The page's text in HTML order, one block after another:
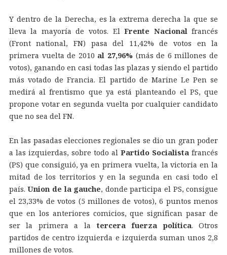
Y dentro de la Derecha, es la extrema derecha la que se
lleva la mayoría de votos. ElFrente Nacionalfrancés
(Front national, FN) pasa del 11,42% de votos en la
primera vuelta de 2010 al 27,96% (más de 6 millones de
votos), ganando en casi todas las plazas y siendo el partido
más votado de Francia. El partido de Marine Le Pen se
medirá al frentismo que ya está planteando el PS, que
propone votar en segunda vuelta por cualquier candidato
que no sea del FN.
En las pasadas elecciones regionales se dio un gran poder
a las izquierdas, sobre todo alPartido Socialista francés
(PS) que consiguió, ya en primera vuelta, la victoria en la
mitad de los territorios y en la segunda en casi todo el
país.Union de la gauche, donde participa el PS, consigue
el 23,33% de votos (5 millones de votos), 6 puntos menos
que en los anteriores comicios, que significan pasar de
ser la primera a la tercera fuerza política. Otros
partidos de centro izquierda e izquierda suman unos 2,8
millones de votos.